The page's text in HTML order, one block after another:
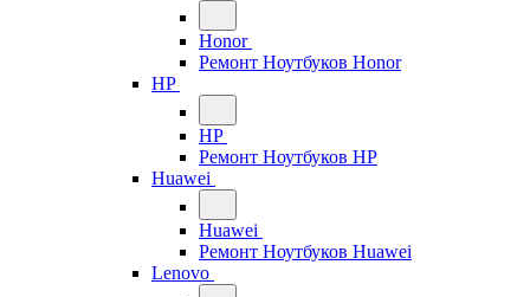
Honor
Ремонт Ноутбуков Honor
HP
HP
Ремонт Ноутбуков HP
Huawei
Huawei
Ремонт Ноутбуков Huawei
Lenovo